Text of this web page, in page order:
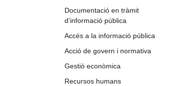
Documentació en tràmit
d’informació pública
Accés a la informació pública
Acció de govern i normativa
Gestió econòmica
Recursos humans